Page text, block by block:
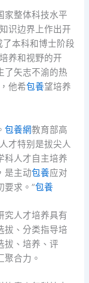
家整体科技水平
识边界上作出开
本科和博士阶段
养和视野的开
了矢志不渝的热
他希包養望培养
包養網教育部高
才特别是拔尖人
科人才自主培养
是主动包養应对
要求。”包養
究人才培养具有
拔、分类指导培
拔、培养、评
合力。